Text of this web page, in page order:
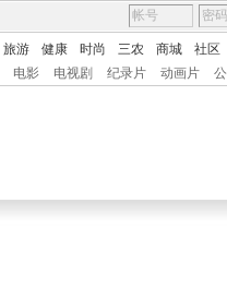
旅游 健康 时尚 三农 商城 社区
电影 电视剧 纪录片 动画片